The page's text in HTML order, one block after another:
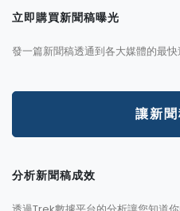
立即購買新聞稿曝光
發一篇新聞稿透通到各大媒體的最快
讓新
分析新聞稿成效